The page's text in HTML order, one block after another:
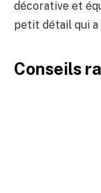
décorative et
petit détail qui a
Conseils